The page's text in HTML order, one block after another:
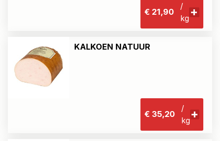
€ 21,90
/
kg
KALKOEN NATUUR
€ 35,20
/
kg